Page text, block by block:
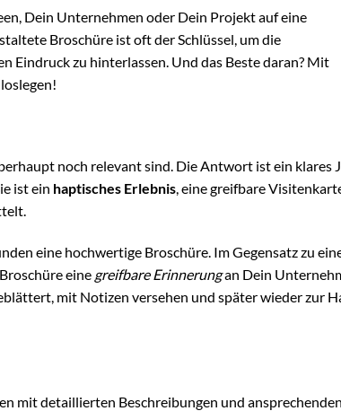
Dein Unternehmen oder Dein Projekt auf eine
Broschüre ist oft der Schlüssel, um die
Eindruck zu hinterlassen. Und das Beste daran? Mit
noch relevant sind. Die Antwort ist ein klares
ist ein haptisches Erlebnis, eine greifbare
eine hochwertige Broschüre. Im Gegensatz zu
eine greifbare Erinnerungan Dein
mit Notizen versehen und später wieder zur
mit detaillierten Beschreibungen und ansprechenden